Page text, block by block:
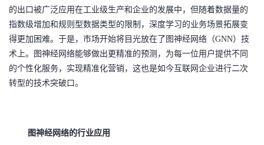
发
者
我
博
的
我
的出口被广泛应用在工业级生产和企业的发展中，但随着数据量的
指数级增加和规则型数据类型的限制，深度学习的业务场景拓展变
得更加困难。于是，市场开始将目光放在了图神经网络 （GNN）技
术上。图神经网络能够做出更精准的预测，为每一位用户提供不同
的个性化服务，实现精准化营销，这也是如今互联网企业进行二次
转型的技术突破口。
图神经网络的行业应用